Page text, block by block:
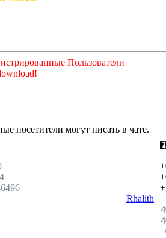
Пользователи
посетители могут писать в чате.
Rhalith